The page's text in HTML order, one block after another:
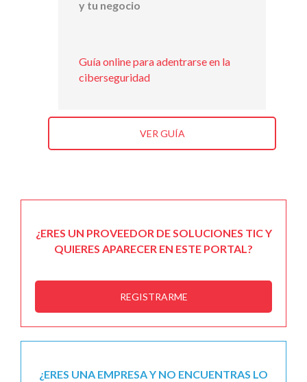
y tu negocio
Guía online para adentrarse en la
ciberseguridad
VER GUÍA
¿ERES UN PROVEEDOR DE SOLUCIONES TIC Y
QUIERES APARECER EN ESTE PORTAL?
REGISTRARME
¿ERES UNA EMPRESA Y NO ENCUENTRAS LO